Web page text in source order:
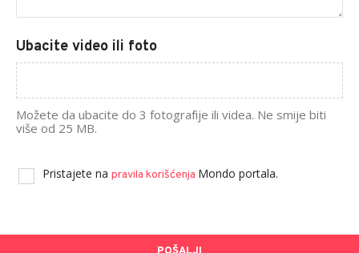
Ubacite video ili foto
Možete da ubacite do 3 fotografije ili videa. Ne smije biti
više od 25 MB.
Pristajete na pravila korišćenja Mondo portala.